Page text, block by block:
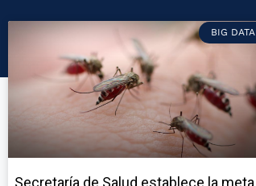
BIG DATA
Secretaría de Salud establece la meta